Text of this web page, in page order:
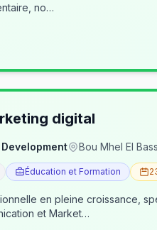
no…
digital
Bou Mhel El
Éducation et Formation
en pleine croissance,
et Market…